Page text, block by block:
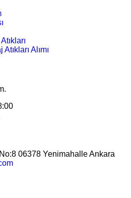
Alımı
06378 Yenimahalle Ankara